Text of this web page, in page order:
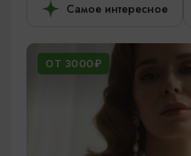
Самое интересное
ОТ 3000₽